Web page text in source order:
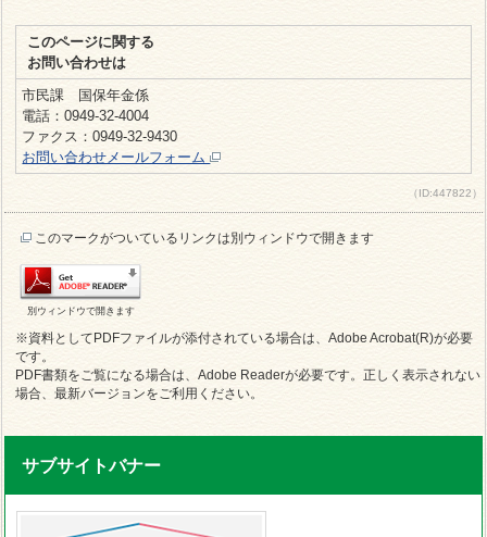
このページに関する
お問い合わせは
市民課 国保年金係
電話：0949-32-4004
ファクス：0949-32-9430
お問い合わせメールフォーム
（ID:447822）
このマークがついているリンクは別ウィンドウで開きます
別ウィンドウで開きます
※資料としてPDFファイルが添付されている場合は、Adobe Acrobat(R)が必要
です。
PDF書類をご覧になる場合は、Adobe Readerが必要です。正しく表示されない
場合、最新バージョンをご利用ください。
サブサイトバナー